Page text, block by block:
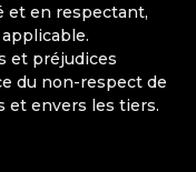
et en respectant,
et préjudices
du non-respect de
et envers les tiers.